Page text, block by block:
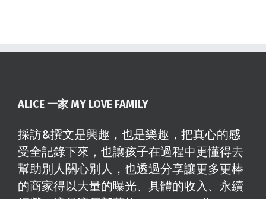
ALICE 一家 MY LOVE FAMILY
採訪&撰文是興趣，也是樂趣，把真心的感
受全記錄下來，也讓孩子在過程中更懂得去
幫助別人關心別人，也透過分享讓更多更棒
的商家得以大量的曝光、具體的收入、永續